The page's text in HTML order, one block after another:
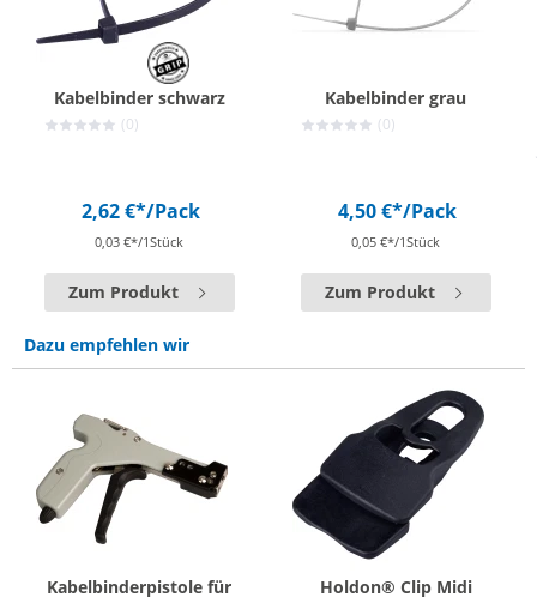
Kabelbinder schwarz
(0)
2,62 €*/Pack
0,03 €*/1Stück
Zum Produkt
Kabelbinder grau
(0)
4,50 €*/Pack
0,05 €*/1Stück
Zum Produkt
Dazu empfehlen wir
Kabelbinderpistole für
Holdon® Clip Midi